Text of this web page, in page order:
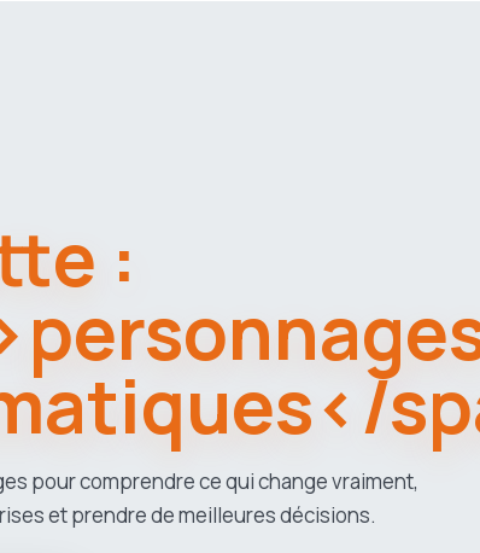
:
pour comprendre ce qui change vraiment,
et prendre de meilleures décisions.